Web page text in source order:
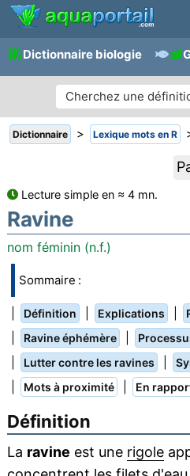
Dictionnaire biologie
Dictionnaire > Lexique mots en R
Lecture simple en ≈ 4 mn.
Ravine
nom féminin (n.f.)
Sommaire :
Définition Explications
Ravine éphémère
Lutter contre les ravines
Mots à proximité En
Définition
La ravine est une rigole